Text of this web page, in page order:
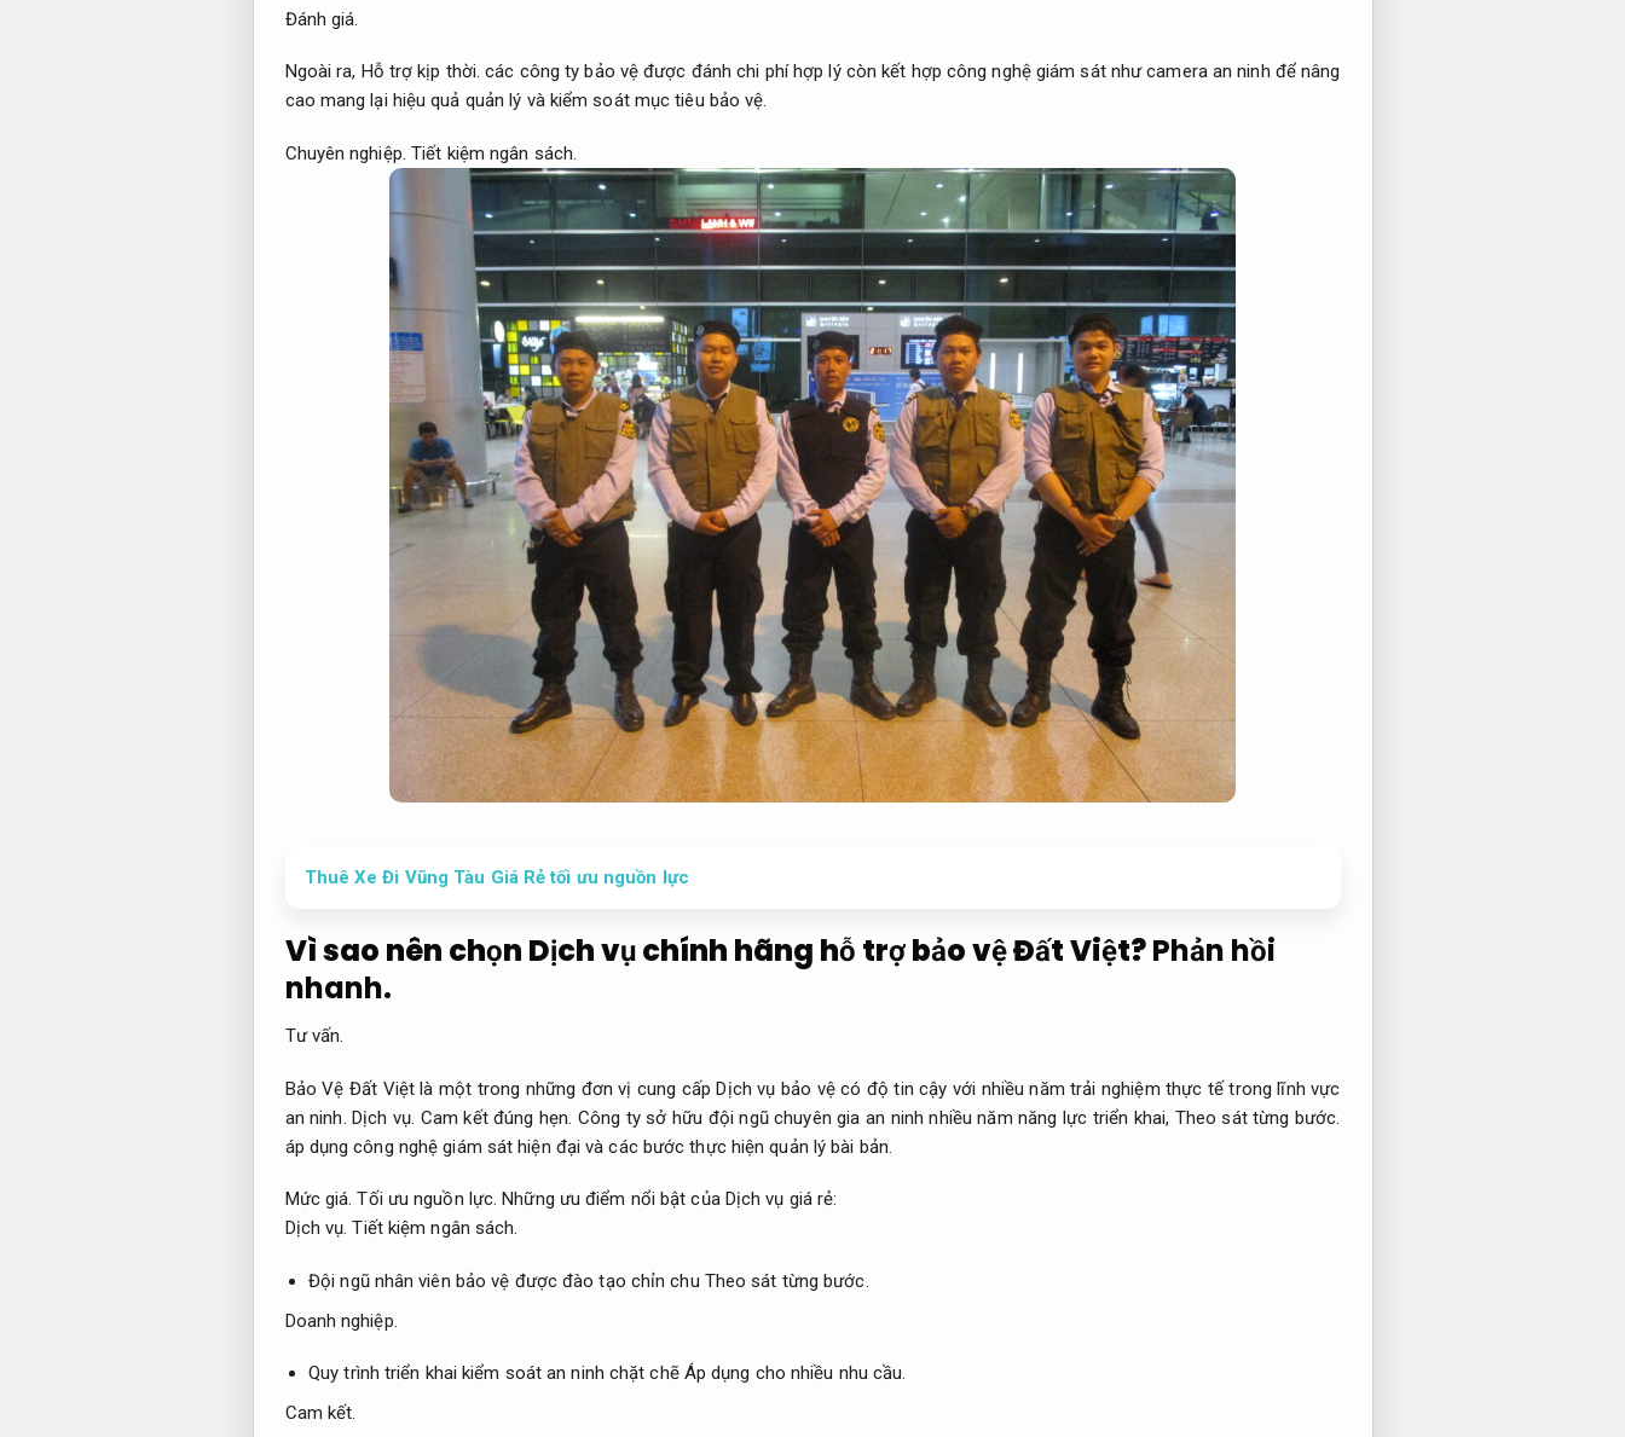
Đánh giá.
Ngoài ra, Hỗ trợ kịp thời. các công ty bảo vệ được đánh chi phí hợp lý còn kết hợp công nghệ giám sát như camera an ninh để nâng
cao mang lại hiệu quả quản lý và kiểm soát mục tiêu bảo vệ.
Chuyên nghiệp. Tiết kiệm ngân sách.
Thuê Xe Đi Vũng Tàu Giá Rẻ tối ưu nguồn lực
Vì sao nên chọn Dịch vụ chính hãng hỗ trợ bảo vệ Đất Việt?Phản hồi
nhanh.
Tư vấn.
Bảo Vệ Đất Việt là một trong những đơn vị cung cấp Dịch vụ bảo vệ có độ tin cậy với nhiều năm trải nghiệm thực tế trong lĩnh vực
an ninh.Dịch vụ. Cam kết đúng hẹn. Công ty sở hữu đội ngũ chuyên gia an ninh nhiều năm năng lực triển khai, Theo sát từng bước.
áp dụng công nghệ giám sát hiện đại và các bước thực hiện quản lý bài bản.
Mức giá. Tối ưu nguồn lực. Những ưu điểm nổi bật của Dịch vụ giá rẻ:
Dịch vụ. Tiết kiệm ngân sách.
Đội ngũ nhân viên bảo vệ được đào tạo chỉn chu Theo sát từng bước.
Doanh nghiệp.
Quy trình triển khai kiểm soát an ninh chặt chẽ Áp dụng cho nhiều nhu cầu.
Cam kết.